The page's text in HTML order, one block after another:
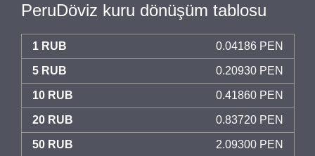
PeruDöviz kuru dönüşüm tablosu
1 RUB 0.04186 PEN
5 RUB 0.20930 PEN
10 RUB 0.41860 PEN
20 RUB 0.83720 PEN
50 RUB 2.09300 PEN